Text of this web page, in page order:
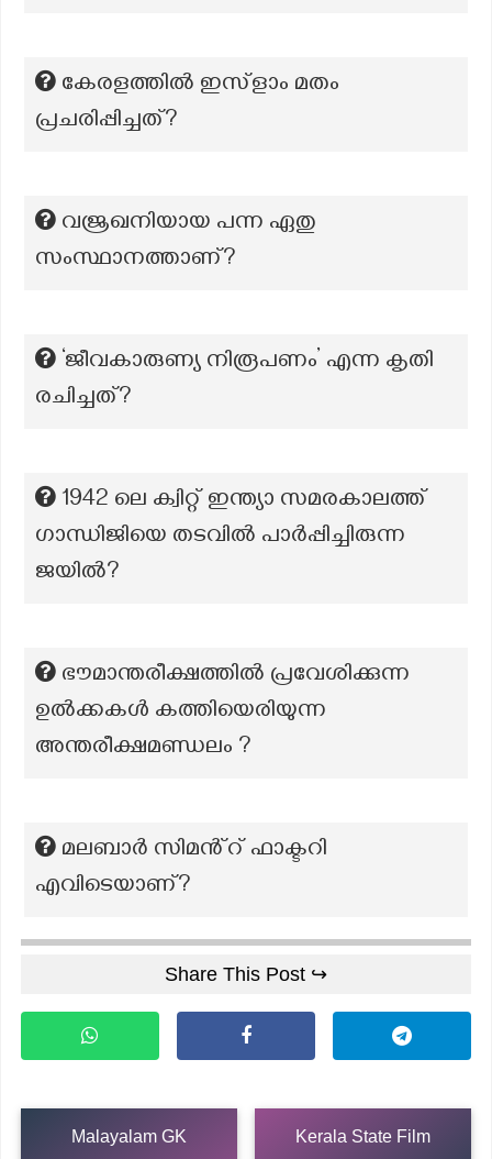
കേരളത്തിൽ ഇസ്ളാം മതം
പ്രചരിപ്പിച്ചത്?
വജ്രഖനിയായ പന്ന ഏതു
സംസ്ഥാനത്താണ്?
‘ജീവകാരുണ്യ നിരൂപണം’ എന്ന കൃതി
രചിച്ചത്?
1942 ലെ ക്വിറ്റ് ഇന്ത്യാ സമരകാലത്ത്
ഗാന്ധിജിയെ തടവിൽ പാർപ്പിച്ചിരുന്ന
ജയിൽ?
ഭൗമാന്തരീക്ഷത്തിൽ പ്രവേശിക്കുന്ന
ഉൽക്കകൾ കത്തിയെരിയുന്ന
അന്തരീക്ഷമണ്ഡലം ?
മലബാർ സിമൻ്റ് ഫാക്ടറി
എവിടെയാണ്?
Share This Post ↪
Malayalam GK Kerala State Film